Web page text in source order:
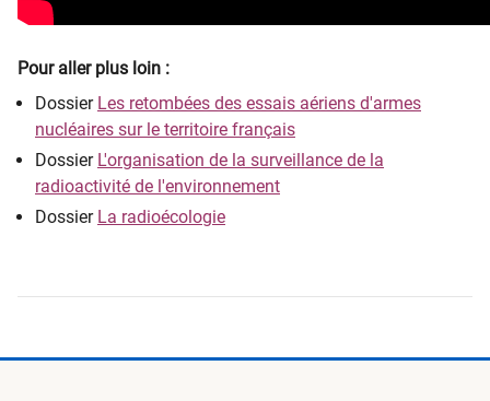
Pour aller plus loin :
Dossier Les retombées des essais aériens d'armes
nucléaires sur le territoire français
Dossier L'organisation de la surveillance de la
radioactivité de l'environnement
Dossier La radioécologie